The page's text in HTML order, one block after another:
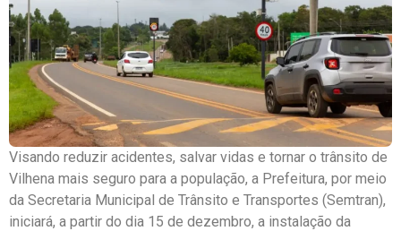
Visando reduzir acidentes, salvar vidas e tornar o trânsito de
Vilhena mais seguro para a população, a Prefeitura, por meio
da Secretaria Municipal de Trânsito e Transportes (Semtran),
iniciará, a partir do dia 15 de dezembro, a instalação da